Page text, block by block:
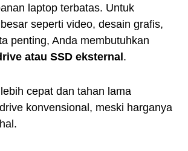
laptop terbatas. Untuk
seperti video, desain grafis,
penting, Anda membutuhkan
atau SSD eksternal.
lebih cepat dan tahan lama
konvensional, meski harganya